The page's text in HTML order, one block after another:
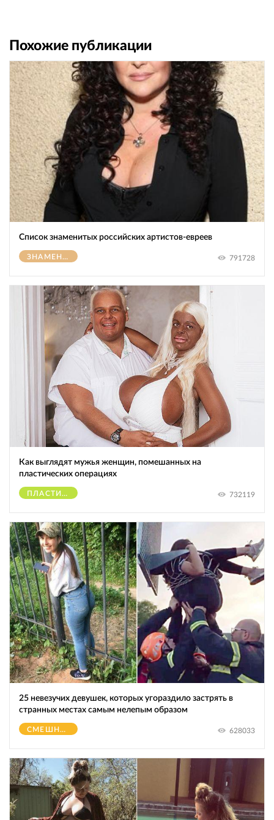
Похожие публикации
Список знаменитых российских артистов-евреев
ЗНАМЕНИТОСТИ 791728
Как выглядят мужья женщин, помешанных на
пластических операциях
ПЛАСТИЧЕСКИЕ ОПЕРАЦИИ 732119
25 невезучих девушек, которых угораздило застрять в
странных местах самым нелепым образом
СМЕШНОЕ 628033